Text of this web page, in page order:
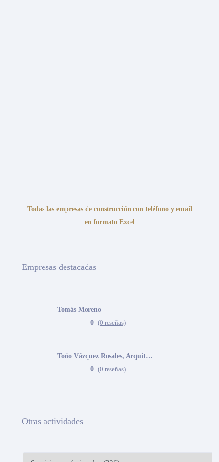
Todas las empresas de construcción con teléfono y email
en formato Excel
Empresas destacadas
Tomás Moreno
0 (0 reseñas)
Toño Vázquez Rosales, Arquitecto
0 (0 reseñas)
Otras actividades